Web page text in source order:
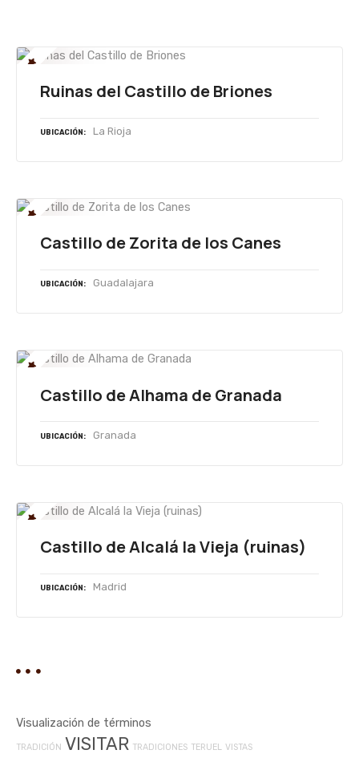
Ruinas del Castillo de Briones
UBICACIÓN La Rioja
Castillo de Zorita de los Canes
UBICACIÓN Guadalajara
Castillo de Alhama de Granada
UBICACIÓN Granada
Castillo de Alcalá la Vieja (ruinas)
UBICACIÓN Madrid
Visualización de términos
TRADICIÓN VISITAR TRADICIONES TERUEL VISTAS